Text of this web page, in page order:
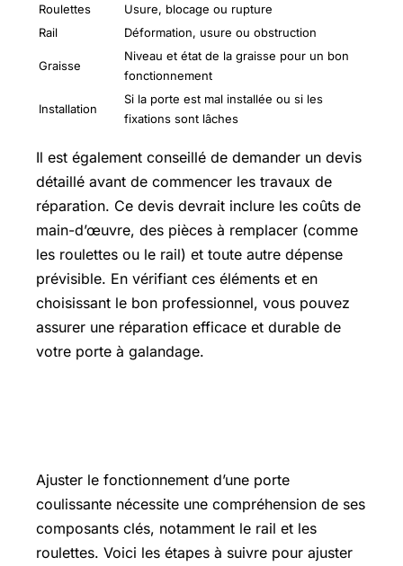
Roulettes
Usure, blocage ou rupture
Rail
Déformation, usure ou obstruction
Graisse
Niveau et état de la graisse pour un bon
fonctionnement
Installation
Si la porte est mal installée ou si les
fixations sont lâches
Il est également conseillé de demander un devis
détaillé avant de commencer les travaux de
réparation. Ce devis devrait inclure les coûts de
main-d’œuvre, des pièces à remplacer (comme
les roulettes ou le rail) et toute autre dépense
prévisible. En vérifiant ces éléments et en
choisissant le bon professionnel, vous pouvez
assurer une réparation efficace et durable de
votre porte à galandage.
Ajuster le fonctionnement d’une porte
coulissante nécessite une compréhension de ses
composants clés, notamment le rail et les
roulettes. Voici les étapes à suivre pour ajuster